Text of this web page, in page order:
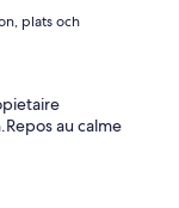
plats och
au calme